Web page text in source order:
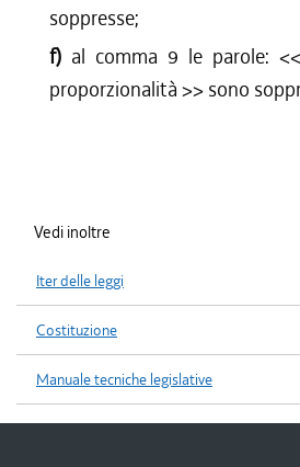
soppresse;
f) al comma 9 le parole: <<
proporzionalità >> sono
Vedi inoltre
Iter delle leggi
Costituzione
Manuale tecniche legislative